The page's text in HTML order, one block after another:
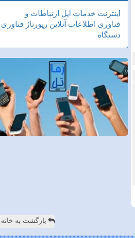
اینترنت خدمات اپل ارتباطات و
فناوری اطلاعات آنلاین رپورتاژ فناوری
دستگاه
بازگشت به خانه